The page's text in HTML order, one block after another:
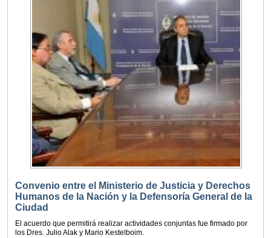
Convenio entre el Ministerio de Justicia y Derechos
Humanos de la Nación y la Defensoría General de la
Ciudad
El acuerdo que permitirá realizar actividades conjuntas fue firmado por
los Dres. Julio Alak y Mario Kestelboim.